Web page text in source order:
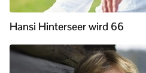
Hansi Hinterseer wird 66